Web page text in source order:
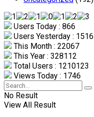
Users Today : 866
Users Yesterday : 1516
This Month : 22067
This Year : 328112
Total Users : 1210123
Views Today : 1746
No Result
View All Result